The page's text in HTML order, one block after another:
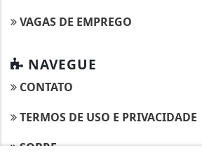
VAGAS DE EMPREGO
NAVEGUE
CONTATO
TERMOS DE USO E PRIVACIDADE
SOBRE